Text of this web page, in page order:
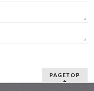
PAGETOP